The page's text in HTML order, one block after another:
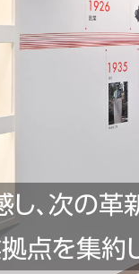
、 次の革
点を集約